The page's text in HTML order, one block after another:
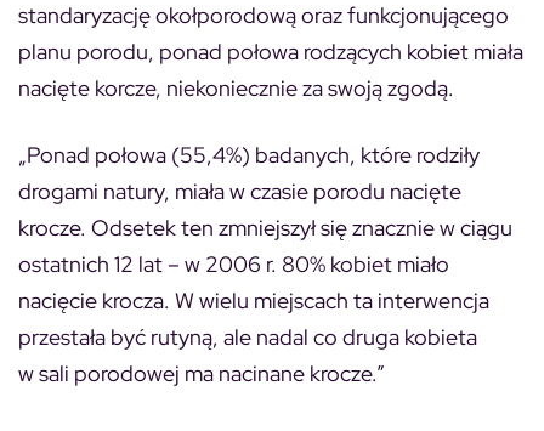
standaryzację okołporodową oraz funkcjonującego
planu porodu, ponad połowa rodzących kobiet miała
nacięte korcze, niekoniecznie za swoją zgodą.
„Ponad połowa (55,4%) badanych, które rodziły
drogami natury, miała w czasie porodu nacięte
krocze. Odsetek ten zmniejszył się znacznie w ciągu
ostatnich 12 lat – w 2006 r. 80% kobiet miało
nacięcie krocza. W wielu miejscach ta interwencja
przestała być rutyną, ale nadal co druga kobieta
w sali porodowej ma nacinane krocze.”